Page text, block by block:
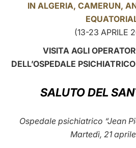
IN ALGERIA, CAMERUN,
(13-23 APRILE
VISITA AGLI
DELL’OSPEDALE
SALUTO DEL
Ospedale psichiatrico “Jean
Martedì, 21